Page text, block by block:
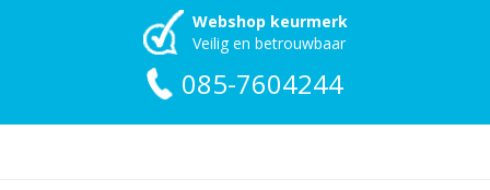
Webshop keurmerk
Veilig en betrouwbaar
085-7604244